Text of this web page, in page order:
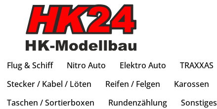
Flug & Schiff Nitro Auto Elektro Auto TRAXXAS
Stecker / Kabel / Löten
Reifen / Felgen Karossen
Taschen / Sortierboxen
Rundenzählung Sonstiges